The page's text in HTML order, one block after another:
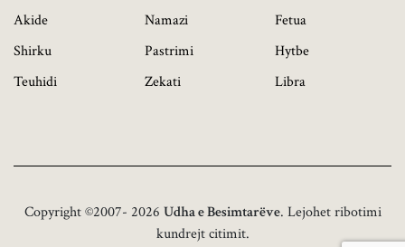
Akide
Shirku
Teuhidi
Namazi
Pastrimi
Zekati
Fetua
Hytbe
Libra
Copyright ©2007- 2026 Udha e Besimtarëve. Lejohet ribotimi
kundrejt citimit.